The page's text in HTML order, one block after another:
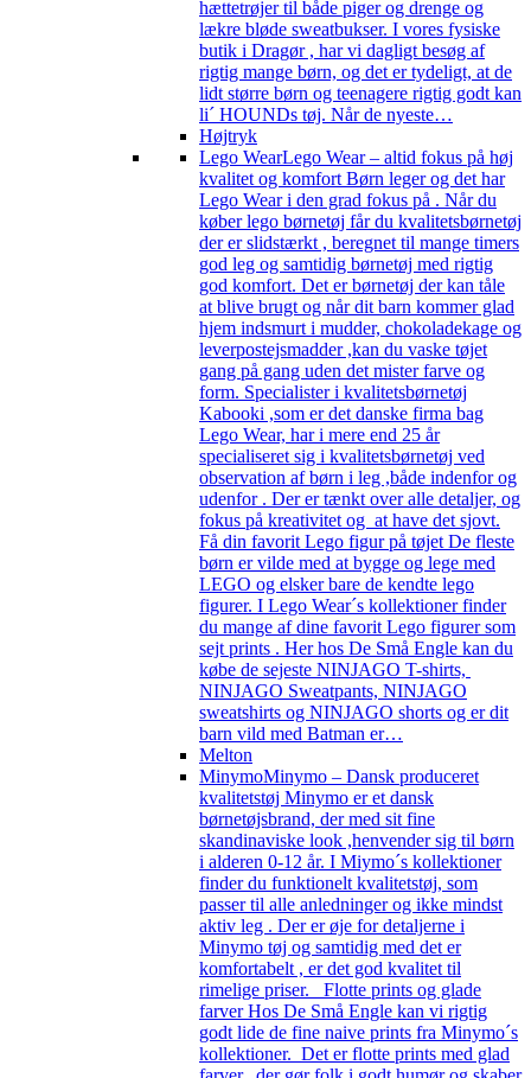
hættetrøjer til både piger og drenge og
lækre bløde sweatbukser. I vores fysiske
butik i Dragør , har vi dagligt besøg af
rigtig mange børn, og det er tydeligt, at de
lidt større børn og teenagere rigtig godt kan
li´ HOUNDs tøj. Når de nyeste…
Højtryk
Lego WearLego Wear – altid fokus på høj
kvalitet og komfort Børn leger og det har
Lego Wear i den grad fokus på . Når du
køber lego børnetøj får du kvalitetsbørnetøj
der er slidstærkt , beregnet til mange timers
god leg og samtidig børnetøj med rigtig
god komfort. Det er børnetøj der kan tåle
at blive brugt og når dit barn kommer glad
hjem indsmurt i mudder, chokoladekage og
leverpostejsmadder ,kan du vaske tøjet
gang på gang uden det mister farve og
form. Specialister i kvalitetsbørnetøj
Kabooki ,som er det danske firma bag
Lego Wear, har i mere end 25 år
specialiseret sig i kvalitetsbørnetøj ved
observation af børn i leg ,både indenfor og
udenfor . Der er tænkt over alle detaljer, og
fokus på kreativitet og at have det sjovt.
Få din favorit Lego figur på tøjet De fleste
børn er vilde med at bygge og lege med
LEGO og elsker bare de kendte lego
figurer. I Lego Wear´s kollektioner finder
du mange af dine favorit Lego figurer som
sejt prints . Her hos De Små Engle kan du
købe de sejeste NINJAGO T-shirts,
NINJAGO Sweatpants, NINJAGO
sweatshirts og NINJAGO shorts og er dit
barn vild med Batman er…
Melton
MinymoMinymo – Dansk produceret
kvalitetstøj Minymo er et dansk
børnetøjsbrand, der med sit fine
skandinaviske look ,henvender sig til børn
i alderen 0-12 år. I Miymo´s kollektioner
finder du funktionelt kvalitetstøj, som
passer til alle anledninger og ikke mindst
aktiv leg . Der er øje for detaljerne i
Minymo tøj og samtidig med det er
komfortabelt , er det god kvalitet til
rimelige priser. Flotte prints og glade
farver Hos De Små Engle kan vi rigtig
godt lide de fine naive prints fra Minymo´s
kollektioner. Det er flotte prints med glad